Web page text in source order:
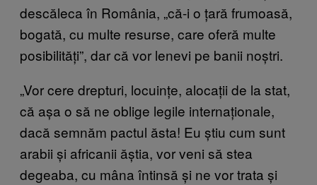
descăleca în România, „că-i o țară frumoasă,
bogată, cu multe resurse, care oferă multe
posibilități”, dar că vor lenevi pe banii noștri.
„Vor cere drepturi, locuințe, alocații de la stat,
că așa o să ne oblige legile internaționale,
dacă semnăm pactul ăsta! Eu știu cum sunt
arabii și africanii ăștia, vor veni să stea
degeaba, cu mâna întinsă și ne vor trata și